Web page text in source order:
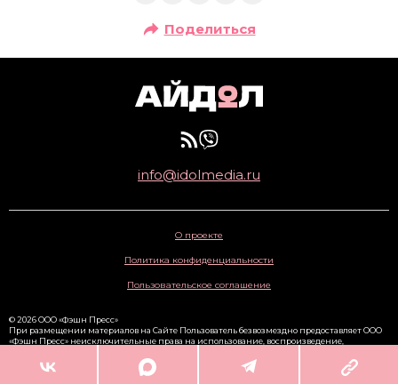
Поделиться
info@idolmedia.ru
О проекте
Политика конфиденциальности
Пользовательское соглашение
© 2026 ООО «Фэшн Пресс»
При размещении материалов на Сайте Пользователь безвозмездно предоставляет ООО
«Фэшн Пресс» неисключительные права на использование, воспроизведение,
материалов и доведение их до всеобщего сведения через сайт
www.idolmedia.ru. 16+